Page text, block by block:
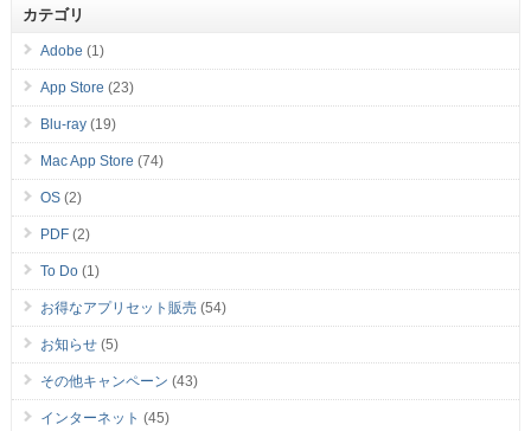
カテゴリ
Adobe (1)
App Store (23)
Blu-ray(19)
Mac App Store (74)
OS(2)
PDF(2)
To Do(1)
お得なアプリセット販売(54)
お知らせ(5)
その他キャンペーン (43)
インターネット (45)